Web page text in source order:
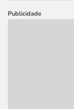
Publicidade